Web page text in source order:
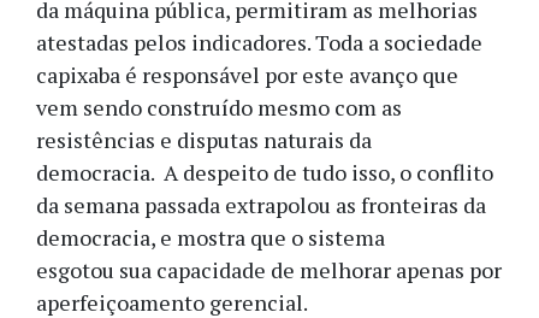
da máquina pública, permitiram as melhorias
atestadas pelos indicadores. Toda a sociedade
capixaba é responsável por este avanço que
vem sendo construído mesmo com as
resistências e disputas naturais da
democracia. A despeito de tudo isso, o conflito
da semana passada extrapolou as fronteiras da
democracia, e mostra que o sistema
esgotou sua capacidade de melhorar apenas por
aperfeiçoamento gerencial.